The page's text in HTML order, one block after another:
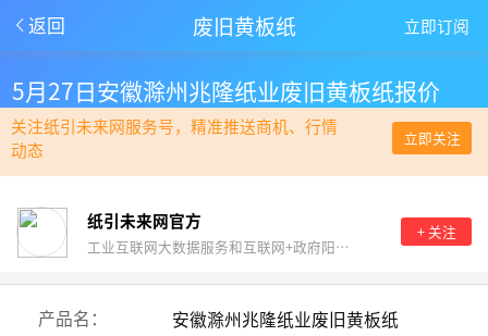
返回 废旧黄板纸 立即订阅
5月27日安徽滁州兆隆纸业废旧黄板纸报价
关注纸引未来网服务号，精准推送商机、行情
动态
立即关注
纸引未来网官方
工业互联网大数据服务和互联网+政府阳光采购。
+ 关注
产品名：
安徽滁州兆隆纸业废旧黄板纸